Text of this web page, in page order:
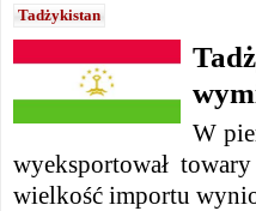
Tadżykistan
W
wyeksportował
wielkość importu